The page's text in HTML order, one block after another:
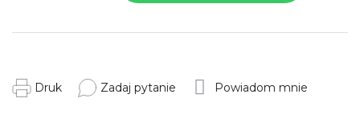
Druk Zadaj pytanie Powiadom mnie